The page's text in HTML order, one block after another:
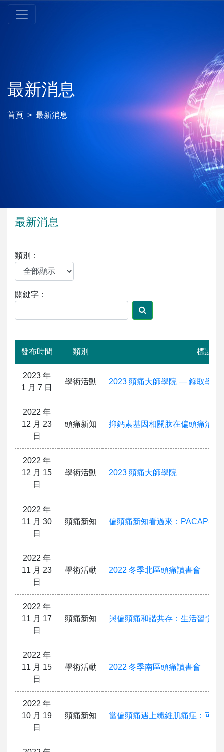
最新消息
首頁 最新消息
最新消息
類別：
關鍵字：
發布時間 類別 標題
2023 年
1 月 7 日
學術活動 2023 頭痛大師學院 — 錄取學員
2022 年
12 月 23
日
頭痛新知 抑鈣素基因相關肽在偏頭痛治療
2022 年
12 月 15
日
學術活動 2023 頭痛大師學院
2022 年
11 月 30
日
頭痛新知 偏頭痛新知看過來：PACAP-38
2022 年
11 月 23
日
學術活動 2022 冬季北區頭痛讀書會
2022 年
11 月 17
日
頭痛新知 與偏頭痛和諧共存：生活習慣與
2022 年
11 月 15
日
學術活動 2022 冬季南區頭痛讀書會
2022 年
10 月 19
日
頭痛新知 當偏頭痛遇上纖維肌痛症：可